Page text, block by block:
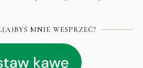
MNIE WESPRZEĆ?